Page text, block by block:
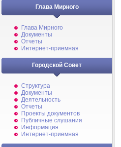
Глава Мирного
Глава Мирного
Документы
Отчеты
Интернет-приемная
Городской Совет
Структура
Документы
Деятельность
Отчеты
Проекты документов
Публичные слушания
Информация
Интернет-приемная